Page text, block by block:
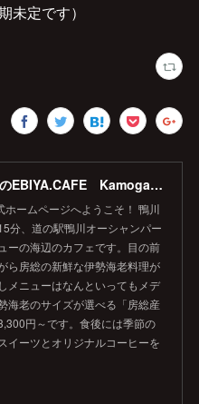
未定です）
伊勢えびカレーのEBIYA.CAFE Kamogawa 【公式】
ホームページへようこそ！ 鴨川
分、道の駅鴨川オーシャンパー
ーの海辺のカフェです。目の前
ら房総の新鮮な伊勢海老料理が
メニューはなんといってもメデ
海老のサイズが選べる「房総産
円～です。食後には季節の
イーツとオリジナルコーヒーを